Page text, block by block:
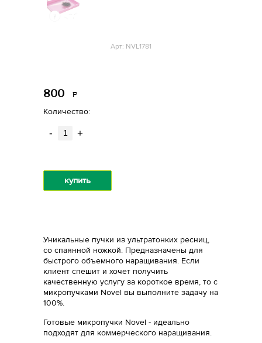
Арт: NVL1781
800 Р
Количество:
- +
купить
Уникальные пучки из ультратонких ресниц,
со спаянной ножкой. Предназначены для
быстрого объемного наращивания. Если
клиент спешит и хочет получить
качественную услугу за короткое время, то c
микропучками Novel вы выполните задачу на
100%.
Готовые микропучки Novel - идеально
подходят для коммерческого наращивания.